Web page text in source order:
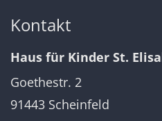
Kontakt
Haus für Kinder St.
Goethestr. 2
91443 Scheinfeld